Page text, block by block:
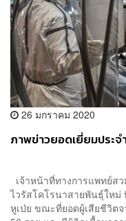
26 มกราคม 2020
ภาพข่าวยอดเยี่ยมประจ
เจ้าหน้าที่ทางการแพทย์ส
ไวรัสโคโรนาสายพันธุ์ให
หูเป่ย ขณะที่ยอดผู้เสียชีวิต